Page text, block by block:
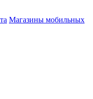
Магазины мобильных